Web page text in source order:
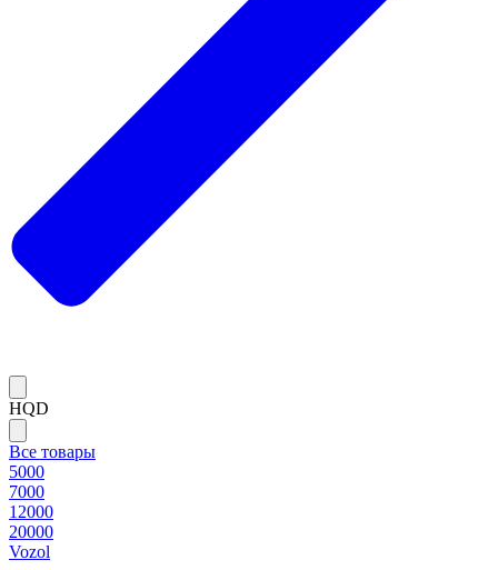
HQD
Все товары
5000
7000
12000
20000
Vozol